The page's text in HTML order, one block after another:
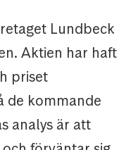
Lundbeck
Aktien har haft
priset
de kommande
analys är att